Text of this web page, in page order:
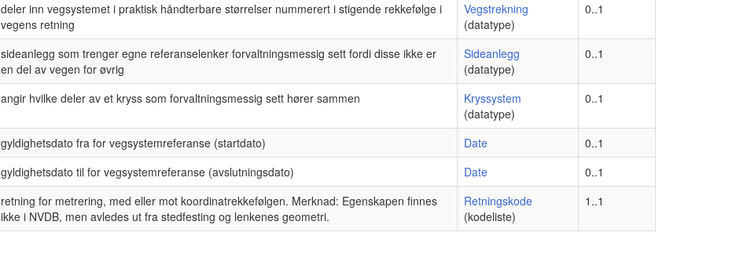
deler inn vegsystemet i praktisk håndterbare størrelser nummerert i stigende rekkefølge i
vegens retning
Vegstrekning
(datatype)
0..1
sideanlegg som trenger egne referanselenker forvaltningsmessig sett fordi disse ikke er
en del av vegen for øvrig
Sideanlegg
(datatype)
0..1
angir hvilke deler av et kryss som forvaltningsmessig sett hører sammen
Kryssystem
(datatype)
0..1
gyldighetsdato fra for vegsystemreferanse (startdato) Date
0..1
gyldighetsdato til for vegsystemreferanse (avslutningsdato) Date
0..1
retning for metrering, med eller mot koordinatrekkefølgen. Merknad: Egenskapen finnes
ikke i NVDB, men avledes ut fra stedfesting og lenkenes geometri.
Retningskode
(kodeliste)
1..1